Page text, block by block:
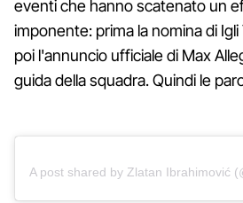
eventi che hanno scatenato un
imponente: prima la nomina di
poi l'annuncio ufficiale di Max
guida della squadra. Quindi le